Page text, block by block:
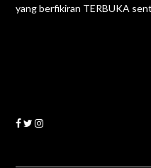
yang berfikiran TERBUKA